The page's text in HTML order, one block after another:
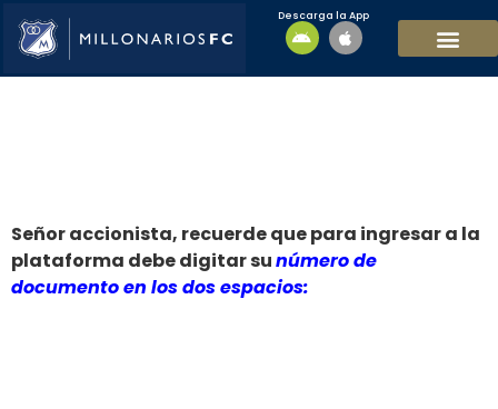
Descarga la App
Señor accionista, recuerde que para ingresar a la
plataforma debe digitar sunúmero de
documento en los dos espacios: